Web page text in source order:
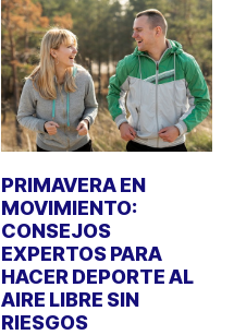
PRIMAVERA EN
MOVIMIENTO:
CONSEJOS
EXPERTOS PARA
HACER DEPORTE AL
AIRE LIBRE SIN
RIESGOS